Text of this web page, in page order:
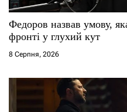
с
і
в
Федоров назвав умову,
фронті у глухий кут
8 Серпня, 2026